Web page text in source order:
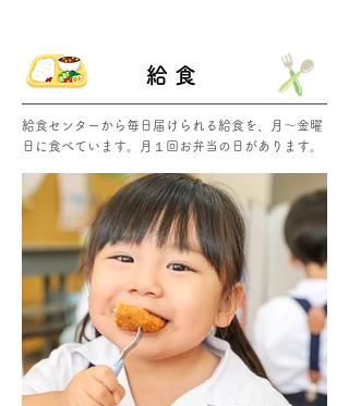
給食
給食センターから毎日届けられる給食を、月～金曜
日に食べています。月１回お弁当の日があります。